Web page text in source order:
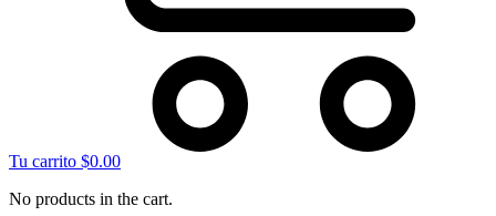
Tu carrito $0.00
No products in the cart.